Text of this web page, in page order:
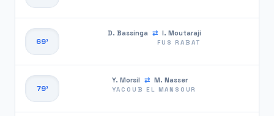
D. Bassinga ⇄ I. Moutaraji
FUS RABAT
69'
79'
Y. Morsil ⇄ M. Nasser
YACOUB EL MANSOUR